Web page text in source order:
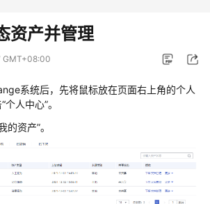
资产并管理
系统后，先将鼠标放在页面右上角的个人
人中心”。
的资产”。